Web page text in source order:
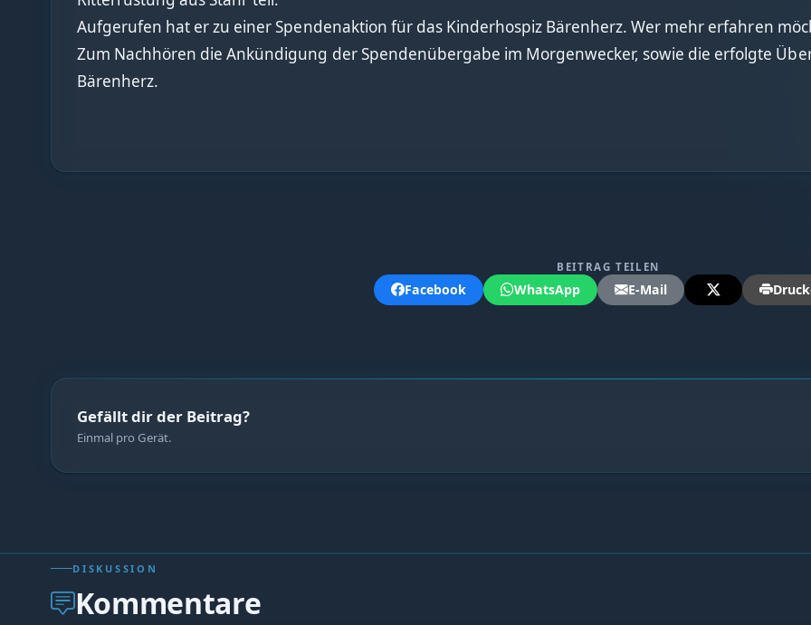
Aufgerufen hat er zu einer Spendenaktion für das Kinderhospiz Bärenherz. Wer mehr erfahren
Zum Nachhören die Ankündigung der Spendenübergabe im Morgenwecker, sowie die erfolgte
Bärenherz.
BEITRAG TEILEN
Facebook WhatsApp E-Mail
Gefällt dir der Beitrag?
Einmal pro Gerät.
DISKUSSION
Kommentare